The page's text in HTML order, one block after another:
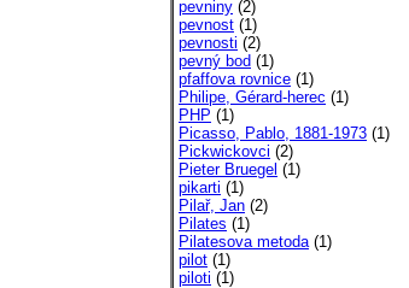
pevniny (2)
pevnost (1)
pevnosti (2)
pevný bod (1)
pfaffova rovnice (1)
Philipe, Gérard-herec (1)
PHP (1)
Picasso, Pablo, 1881-1973 (1)
Pickwickovci (2)
Pieter Bruegel (1)
pikarti (1)
Pilař, Jan (2)
Pilates (1)
Pilatesova metoda(1)
pilot (1)
piloti (1)